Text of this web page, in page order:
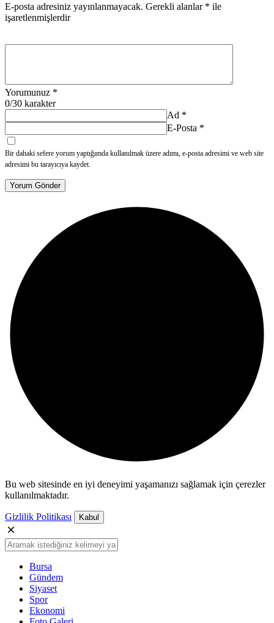
E-posta adresiniz yayınlanmayacak. Gerekli alanlar * ile
işaretlenmişlerdir
Yorumunuz *
0/30 karakter
Ad *
E-Posta *
Bir dahaki sefere yorum yaptığımda kullanılmak üzere adımı, e-posta adresimi ve web site
adresimi bu tarayıcıya kaydet.
Yorum Gönder
Bu web sitesinde en iyi deneyimi yaşamanızı sağlamak için çerezler
kullanılmaktadır.
Gizlilik Politikası Kabul
Bursa
Gündem
Siyaset
Spor
Ekonomi